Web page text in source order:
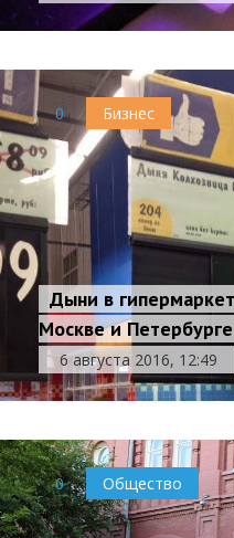
0 Бизнес
Дыни в
Москве и Петербурге
6 августа 2016, 12:49
0 Общество